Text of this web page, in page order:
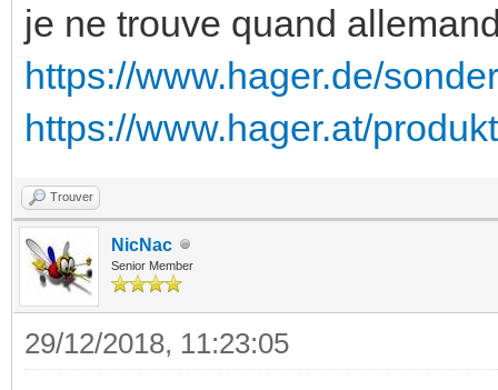
je ne trouve quand
https://www.hager.de/
https://www.hager.at/
Trouver
NicNac
Senior Member
29/12/2018, 11:23:05